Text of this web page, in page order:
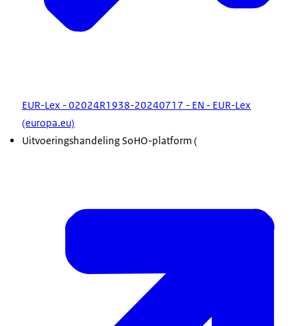
EUR-Lex - 02024R1938-20240717 - EN - EUR-Lex
(europa.eu)
Uitvoeringshandeling SoHO-platform (